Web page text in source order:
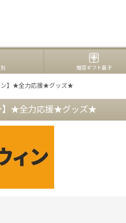
贈答ギフト菓子
ン】★全力応援★グッズ★
】★全力応援★グッズ★